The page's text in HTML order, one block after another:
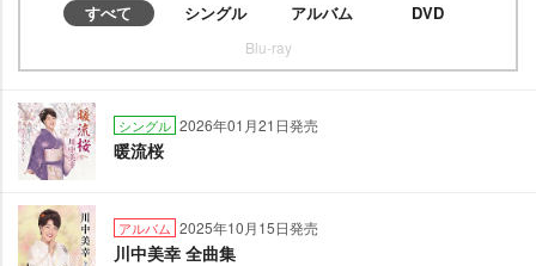
すべて シングル アルバム DVD
Blu-ray
シングル 2026年01月21日発売
暖流桜
アルバム 2025年10月15日発売
川中美幸 全曲集